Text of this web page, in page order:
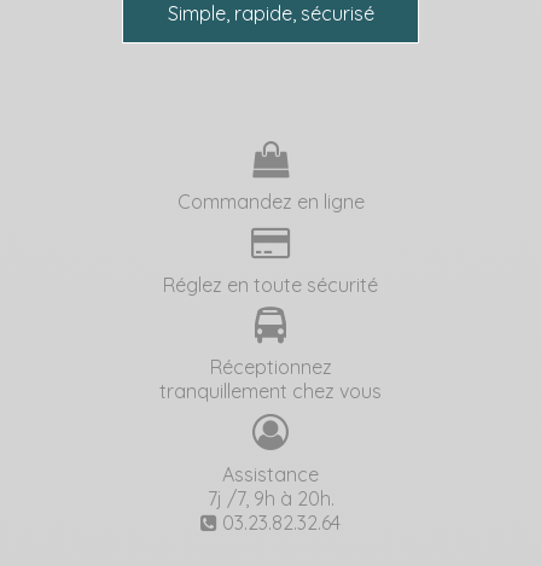
Simple, rapide, sécurisé
Commandez en ligne
Réglez en toute sécurité
Réceptionnez
tranquillement chez vous
Assistance
7j /7, 9h à 20h.
03.23.82.32.64